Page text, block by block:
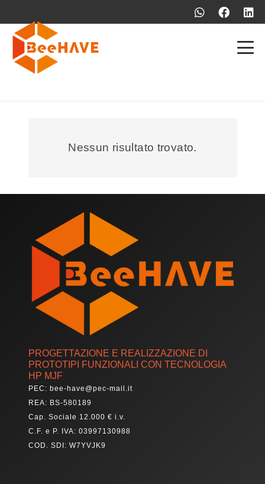
Nessun risultato trovato.
PROGETTAZIONE E REALIZZAZIONE DI
PROTOTIPI FUNZIONALI CON TECNOLOGIA
HP MJF
PEC: bee-have@pec-mail.it
REA: BS-580189
Cap. Sociale 12.000 € i.v.
C.F. e P. IVA: 03997130988
COD. SDI: W7YVJK9